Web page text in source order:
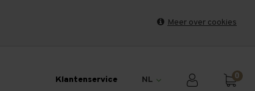
Meer over cookies
en maandag worden dinsdag verzonden.
Klantenservice NL 0